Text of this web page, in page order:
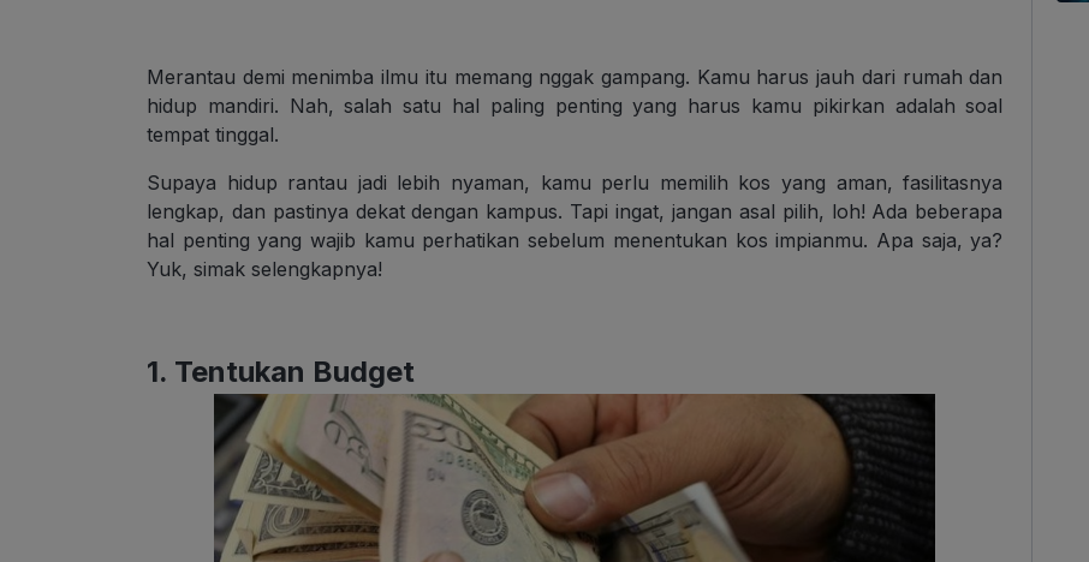
Merantau demi menimba ilmu itu memang nggak gampang. Kamu harus jauh dari rumah dan
hidup mandiri. Nah, salah satu hal paling penting yang harus kamu pikirkan adalah soal
tempat tinggal.
Supaya hidup rantau jadi lebih nyaman, kamu perlu memilih kos yang aman, fasilitasnya
lengkap, dan pastinya dekat dengan kampus. Tapi ingat, jangan asal pilih, loh! Ada beberapa
hal penting yang wajib kamu perhatikan sebelum menentukan kos impianmu. Apa saja, ya?
Yuk, simak selengkapnya!
1. Tentukan Budget